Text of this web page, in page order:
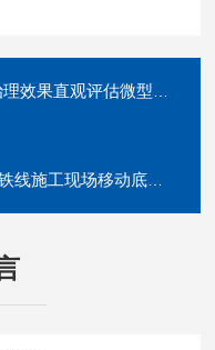
观评估微型空气在线监测站
场移动底座型扬尘监测系统